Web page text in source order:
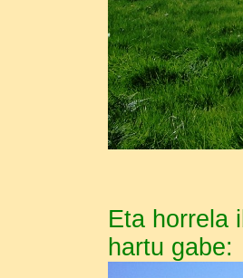
Eta horrela
hartu gabe: